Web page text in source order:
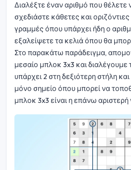
Διαλέξτε έναν αριθμό που θέλετε
σχεδιάστε κάθετες και
γραμμές όπου υπάρχει ήδη ο
εξαλείψετε τα κελιά όπου θα
Στο παρακάτω παράδειγμα,
μεσαίο μπλοκ 3x3 και
υπάρχει 2 στη δεξιότερη στήλη
μόνο σημείο όπου μπορεί να
μπλοκ 3x3 είναι η επάνω αριστερή